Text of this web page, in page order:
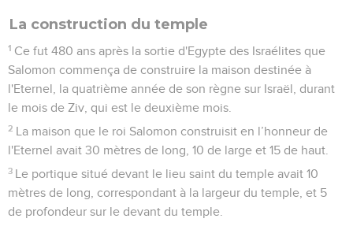
La construction du temple
1 Ce fut 480 ans après la sortie d'Egypte des Israélites que
Salomon commença de construire la maison destinée à
l'Eternel, la quatrième année de son règne sur Israël, durant
le mois de Ziv, qui est le deuxième mois.
2 La maison que le roi Salomon construisit en l’honneur de
l'Eternel avait 30 mètres de long, 10 de large et 15 de haut.
3 Le portique situé devant le lieu saint du temple avait 10
mètres de long, correspondant à la largeur du temple, et 5
de profondeur sur le devant du temple.